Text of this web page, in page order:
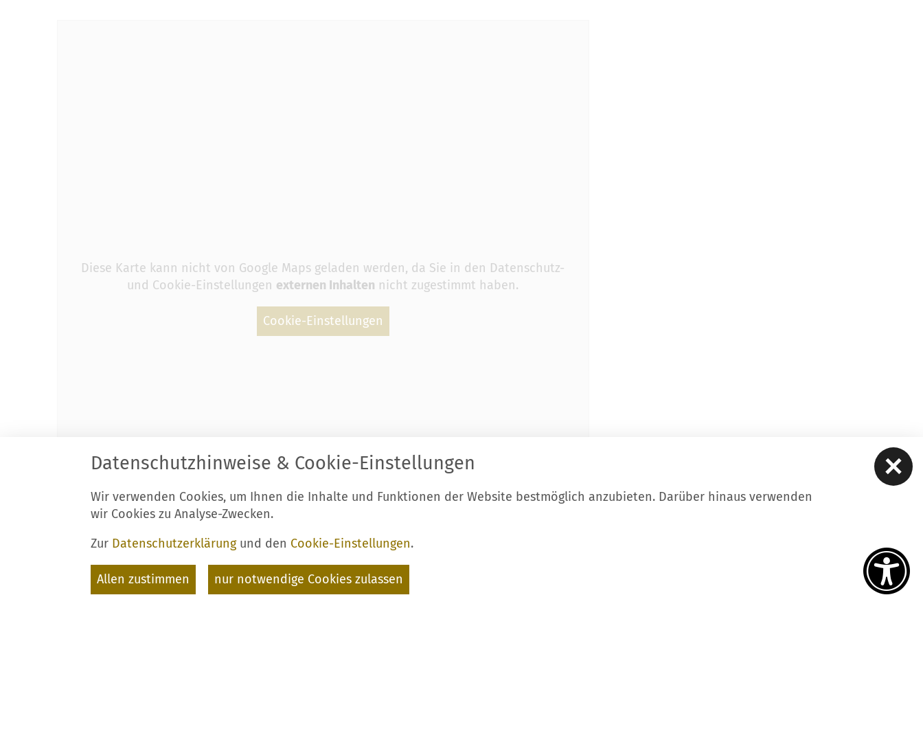
Diese Karte kann nicht von Google Maps geladen werden, da Sie in den Datenschutz-
und Cookie-Einstellungen externen Inhalten nicht zugestimmt haben.
Cookie-Einstellungen
Datenschutzhinweise & Cookie-Einstellungen
Wir verwenden Cookies, um Ihnen die Inhalte und Funktionen der Website bestmöglich anzubieten. Darüber hinaus verwenden
wir Cookies zu Analyse-Zwecken.
Zur Datenschutzerklärungund den Cookie-Einstellungen.
Allen zustimmen nur notwendige Cookies zulassen